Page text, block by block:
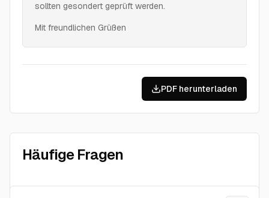
sollten gesondert geprüft werden.
Mit freundlichen Grüßen
PDF herunterladen
Häufige Fragen